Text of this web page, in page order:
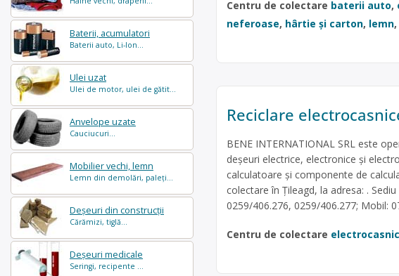
Baterii, acumulatori
Baterii auto, Li-Ion...
Ulei uzat
Ulei de motor, ulei de gătit...
Anvelope uzate
Cauciucuri...
Mobilier vechi, lemn
Lemn din demolări, paleți...
Deșeuri din construcții
Cărămizi, tiglă...
Deșeuri medicale
Seringi, recipente ...
Centru de colectare baterii auto,
neferoase, hârtie și carton, lemn,
Reciclare
BENE INTERNATIONAL SRL este
deșeuri electrice, electronice și
calculatoare și componente de
colectare în Țileagd, la adresa: .
0259/406.276, 0259/406.277; Mobil:
Centru de colectare